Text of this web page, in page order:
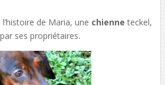
l’histoire de Maria, une chienne teckel,
ses propriétaires.